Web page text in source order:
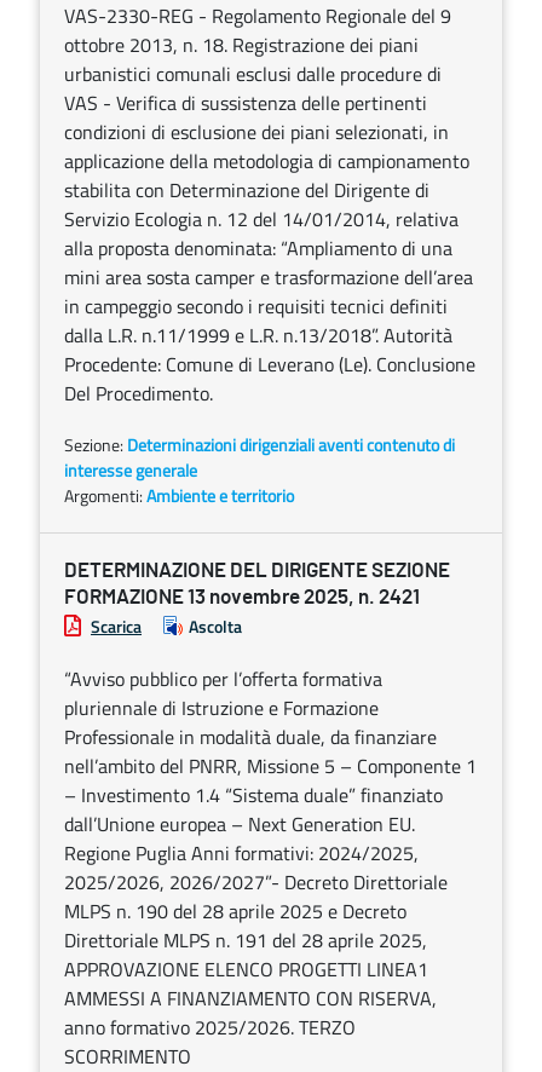
VAS-2330-REG - Regolamento Regionale del 9
ottobre 2013, n. 18. Registrazione dei piani
urbanistici comunali esclusi dalle procedure di
VAS - Verifica di sussistenza delle pertinenti
condizioni di esclusione dei piani selezionati, in
applicazione della metodologia di campionamento
stabilita con Determinazione del Dirigente di
Servizio Ecologia n. 12 del 14/01/2014, relativa
alla proposta denominata: “Ampliamento di una
mini area sosta camper e trasformazione dell’area
in campeggio secondo i requisiti tecnici definiti
dalla L.R. n.11/1999 e L.R. n.13/2018”. Autorità
Procedente: Comune di Leverano (Le). Conclusione
Del Procedimento.
Sezione: Determinazioni dirigenziali aventi contenuto di
interesse generale
Argomenti:Ambiente e territorio
DETERMINAZIONE DEL DIRIGENTE SEZIONE
FORMAZIONE 13 novembre 2025, n. 2421
Scarica Ascolta
“Avviso pubblico per l’offerta formativa
pluriennale di Istruzione e Formazione
Professionale in modalità duale, da finanziare
nell’ambito del PNRR, Missione 5 – Componente 1
– Investimento 1.4 “Sistema duale” finanziato
dall’Unione europea – Next Generation EU.
Regione Puglia Anni formativi: 2024/2025,
2025/2026, 2026/2027”- Decreto Direttoriale
MLPS n. 190 del 28 aprile 2025 e Decreto
Direttoriale MLPS n. 191 del 28 aprile 2025,
APPROVAZIONE ELENCO PROGETTI LINEA1
AMMESSI A FINANZIAMENTO CON RISERVA,
anno formativo 2025/2026. TERZO
SCORRIMENTO